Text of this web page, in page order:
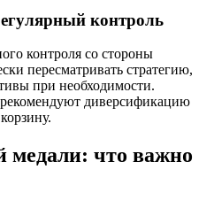
контроль
контроля со стороны
пересматривать стратегию,
при необходимости.
диверсификацию
медали: что важно